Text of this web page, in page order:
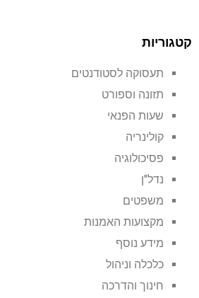
קטגוריות
תעסוקה לסטודנטים
תזונה וספורט
שעות הפנאי
קולינריה
פסיכולוגיה
נדל"ן
משפטים
מקצועות האמנות
מידע נוסף
כלכלה וניהול
חינוך והדרכה